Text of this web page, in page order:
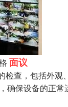
面议
查，包括外
确保设备的正